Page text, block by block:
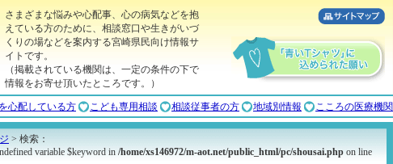
さまざまな悩みや心配事、心の病気などを抱
えている方のために、相談窓口や生きがいづ
くりの場などを案内する宮崎県民向け情報サ
イトです。
（掲載されている機関は、一定の条件の下で
情報をお寄せ頂いたところです。）
心配している方 こども専用相談 相談従事者の方 地域別情報
こころの医療機関
> 検索：
variable $keyword in /home/xs146972/m-aot.net/public_html/pc/shousai.php on line